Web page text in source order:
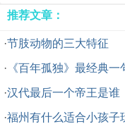
推荐文章：
·节肢动物的三大特征
· 《百年孤独》最经典一
·汉代最后一个帝王是谁
·福州有什么适合小孩子